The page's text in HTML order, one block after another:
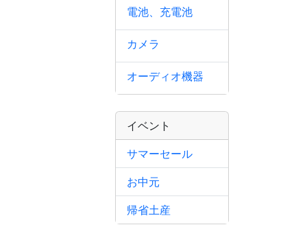
電池、充電池
カメラ
オーディオ機器
イベント
サマーセール
お中元
帰省土産